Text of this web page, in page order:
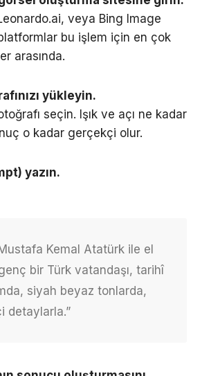
veya Bing Image
bu işlem için en çok
arasında.
yükleyin.
seçin. Işık ve açı ne kadar
o kadar gerçekçi olur.
yazın.
Kemal Atatürk ile el
genç bir Türk vatandaşı, tarihî
siyah beyaz tonlarda,
detaylarla.”